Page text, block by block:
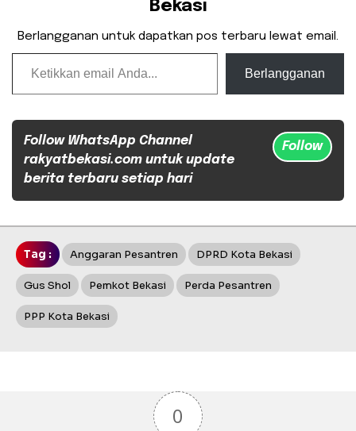
Bekasi
Berlangganan untuk dapatkan pos terbaru lewat email.
Ketikkan email Anda...
Berlangganan
Follow WhatsApp Channel
rakyatbekasi.com untuk update
berita terbaru setiap hari
Follow
Tag : Anggaran Pesantren DPRD Kota Bekasi
Gus Shol Pemkot Bekasi Perda Pesantren
PPP Kota Bekasi
0